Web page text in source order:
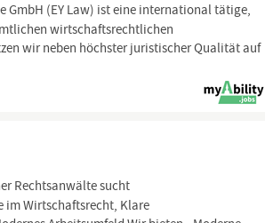
GmbH (EY Law) ist eine international tätige,
wirtschaftsrechtlichen
wir neben höchster juristischer Qualität auf
Rechtsanwälte sucht
im Wirtschaftsrecht, Klare